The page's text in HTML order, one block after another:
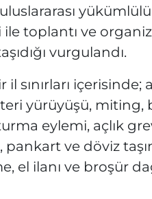
ile toplantı ve
vurgulandı.
sınırları içerisinde;
yürüyüşü, miting,
eylemi, açlık
ve döviz
el ilanı ve broşür